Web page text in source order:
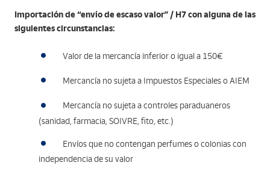
Importación de “envío de escaso valor” / H7 con alguna de las
siguientes circunstancias:
Valor de la mercancía inferior o igual a 150€
Mercancía no sujeta a Impuestos Especiales o AIEM
Mercancía no sujeta a controles paraduaneros
(sanidad, farmacia, SOIVRE, fito, etc.)
Envíos que no contengan perfumes o colonias con
independencia de su valor